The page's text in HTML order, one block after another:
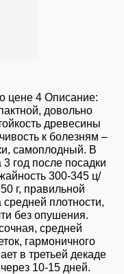
цене 4 Описание:
довольно
древесины
к болезням –
самоплодный. В
год после посадки
300-345 ц/
г, правильной
плотности,
без опушения.
средней
гармоничного
в третьей декаде
10-15 дней.